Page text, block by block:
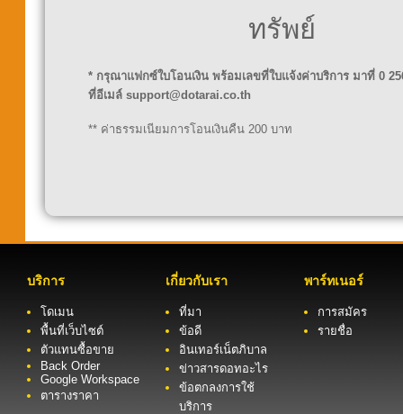
ทรัพย์
* กรุณาแฟกซ์ใบโอนเงิน พร้อมเลขที่ใบแจ้งค่าบริการ มาที่ 0
ที่อีเมล์ support@dotarai.co.th
** ค่าธรรมเนียมการโอนเงินคืน 200 บาท
บริการ
โดเมน
พื้นที่เว็บไซต์
ตัวแทนซื้อขาย
Back Order
Google Workspace
ตารางราคา
เกี่ยวกับเรา
ที่มา
ข้อดี
อินเทอร์เน็ตภิบาล
ข่าวสารดอทอะไร
ข้อตกลงการใช้
บริการ
พาร์ทเนอร์
การสมัคร
รายชื่อ